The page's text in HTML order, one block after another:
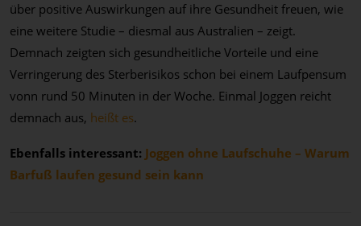
über positive Auswirkungen auf ihre Gesundheit freuen, wie
eine weitere Studie – diesmal aus Australien – zeigt.
Demnach zeigten sich gesundheitliche Vorteile und eine
Verringerung des Sterberisikos schon bei einem Laufpensum
vonn rund 50 Minuten in der Woche. Einmal Joggen reicht
demnach aus, heißt es.
Ebenfalls interessant: Joggen ohne Laufschuhe – Warum
Barfuß laufen gesund sein kann